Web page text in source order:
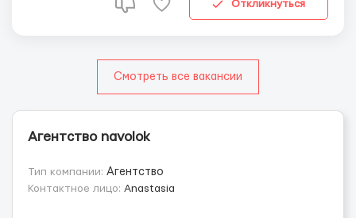
Откликнуться
Смотреть все вакансии
Агентство navolok
Тип компании: Агентство
Контактное лицо: Anastasia